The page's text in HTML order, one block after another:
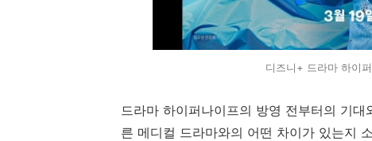
디즈니+ 드라마 하이
드라마 하이퍼나이프의 방영 전부터의 기
른 메디컬 드라마와의 어떤 차이가 있는지